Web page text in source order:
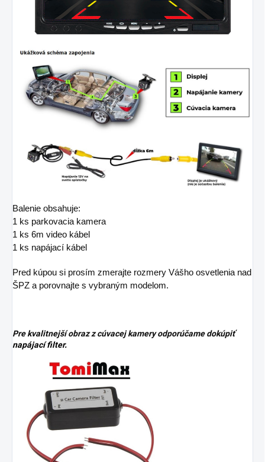
Balenie obsahuje:
1 ks parkovacia kamera
1 ks 6m video kábel
1 ks napájací kábel
Pred kúpou si prosím zmerajte rozmery Vášho osvetlenia nad
ŠPZ a porovnajte s vybraným modelom.
Pre kvalitnejší obraz z cúvacej kamery odporúčame dokúpiť
napájací filter.